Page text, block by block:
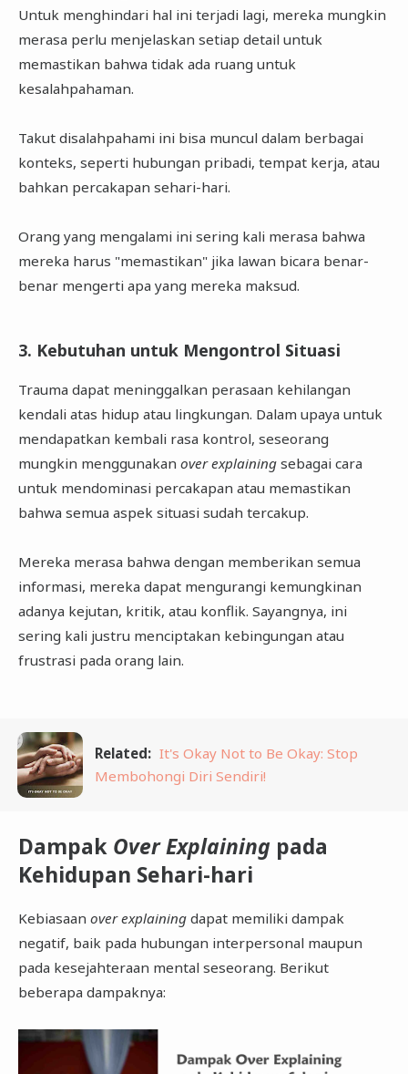
Untuk menghindari hal ini terjadi lagi, mereka mungkin
merasa perlu menjelaskan setiap detail untuk
memastikan bahwa tidak ada ruang untuk
kesalahpahaman.
Takut disalahpahami ini bisa muncul dalam berbagai
konteks, seperti hubungan pribadi, tempat kerja, atau
bahkan percakapan sehari-hari.
Orang yang mengalami ini sering kali merasa bahwa
mereka harus "memastikan" jika lawan bicara benar-
benar mengerti apa yang mereka maksud.
3. Kebutuhan untuk Mengontrol Situasi
Trauma dapat meninggalkan perasaan kehilangan
kendali atas hidup atau lingkungan. Dalam upaya untuk
mendapatkan kembali rasa kontrol, seseorang
mungkin menggunakan over explainingsebagai cara
untuk mendominasi percakapan atau memastikan
bahwa semua aspek situasi sudah tercakup.
Mereka merasa bahwa dengan memberikan semua
informasi, mereka dapat mengurangi kemungkinan
adanya kejutan, kritik, atau konflik. Sayangnya, ini
sering kali justru menciptakan kebingungan atau
frustrasi pada orang lain.
Related: It's Okay Not to Be Okay: Stop
Membohongi Diri Sendiri!
Dampak Over Explaining pada
Kehidupan Sehari-hari
Kebiasaan over explaining dapat memiliki dampak
negatif, baik pada hubungan interpersonal maupun
pada kesejahteraan mental seseorang. Berikut
beberapa dampaknya: